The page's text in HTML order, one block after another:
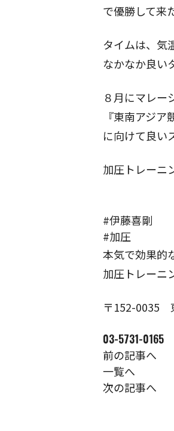
で優勝して来
タイムは、気
なかなか良い
８月にマレー
『東南アジア
に向けて良い
加圧トレー
#伊藤喜剛
#加圧
本気で効果的
加圧トレーニ
〒152-0035
03-5731-0165
前の記事へ
一覧へ
次の記事へ